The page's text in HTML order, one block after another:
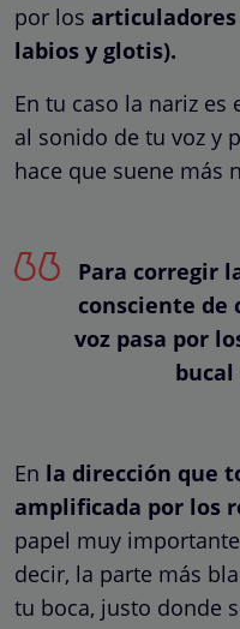
por los
labios y glotis).
En tu caso la nariz
al sonido de tu voz y
hace que suene más
Para corregir
consciente de
voz pasa por
bucal
En la dirección que
amplificada por los
papel muy importante
decir, la parte más
tu boca, justo donde